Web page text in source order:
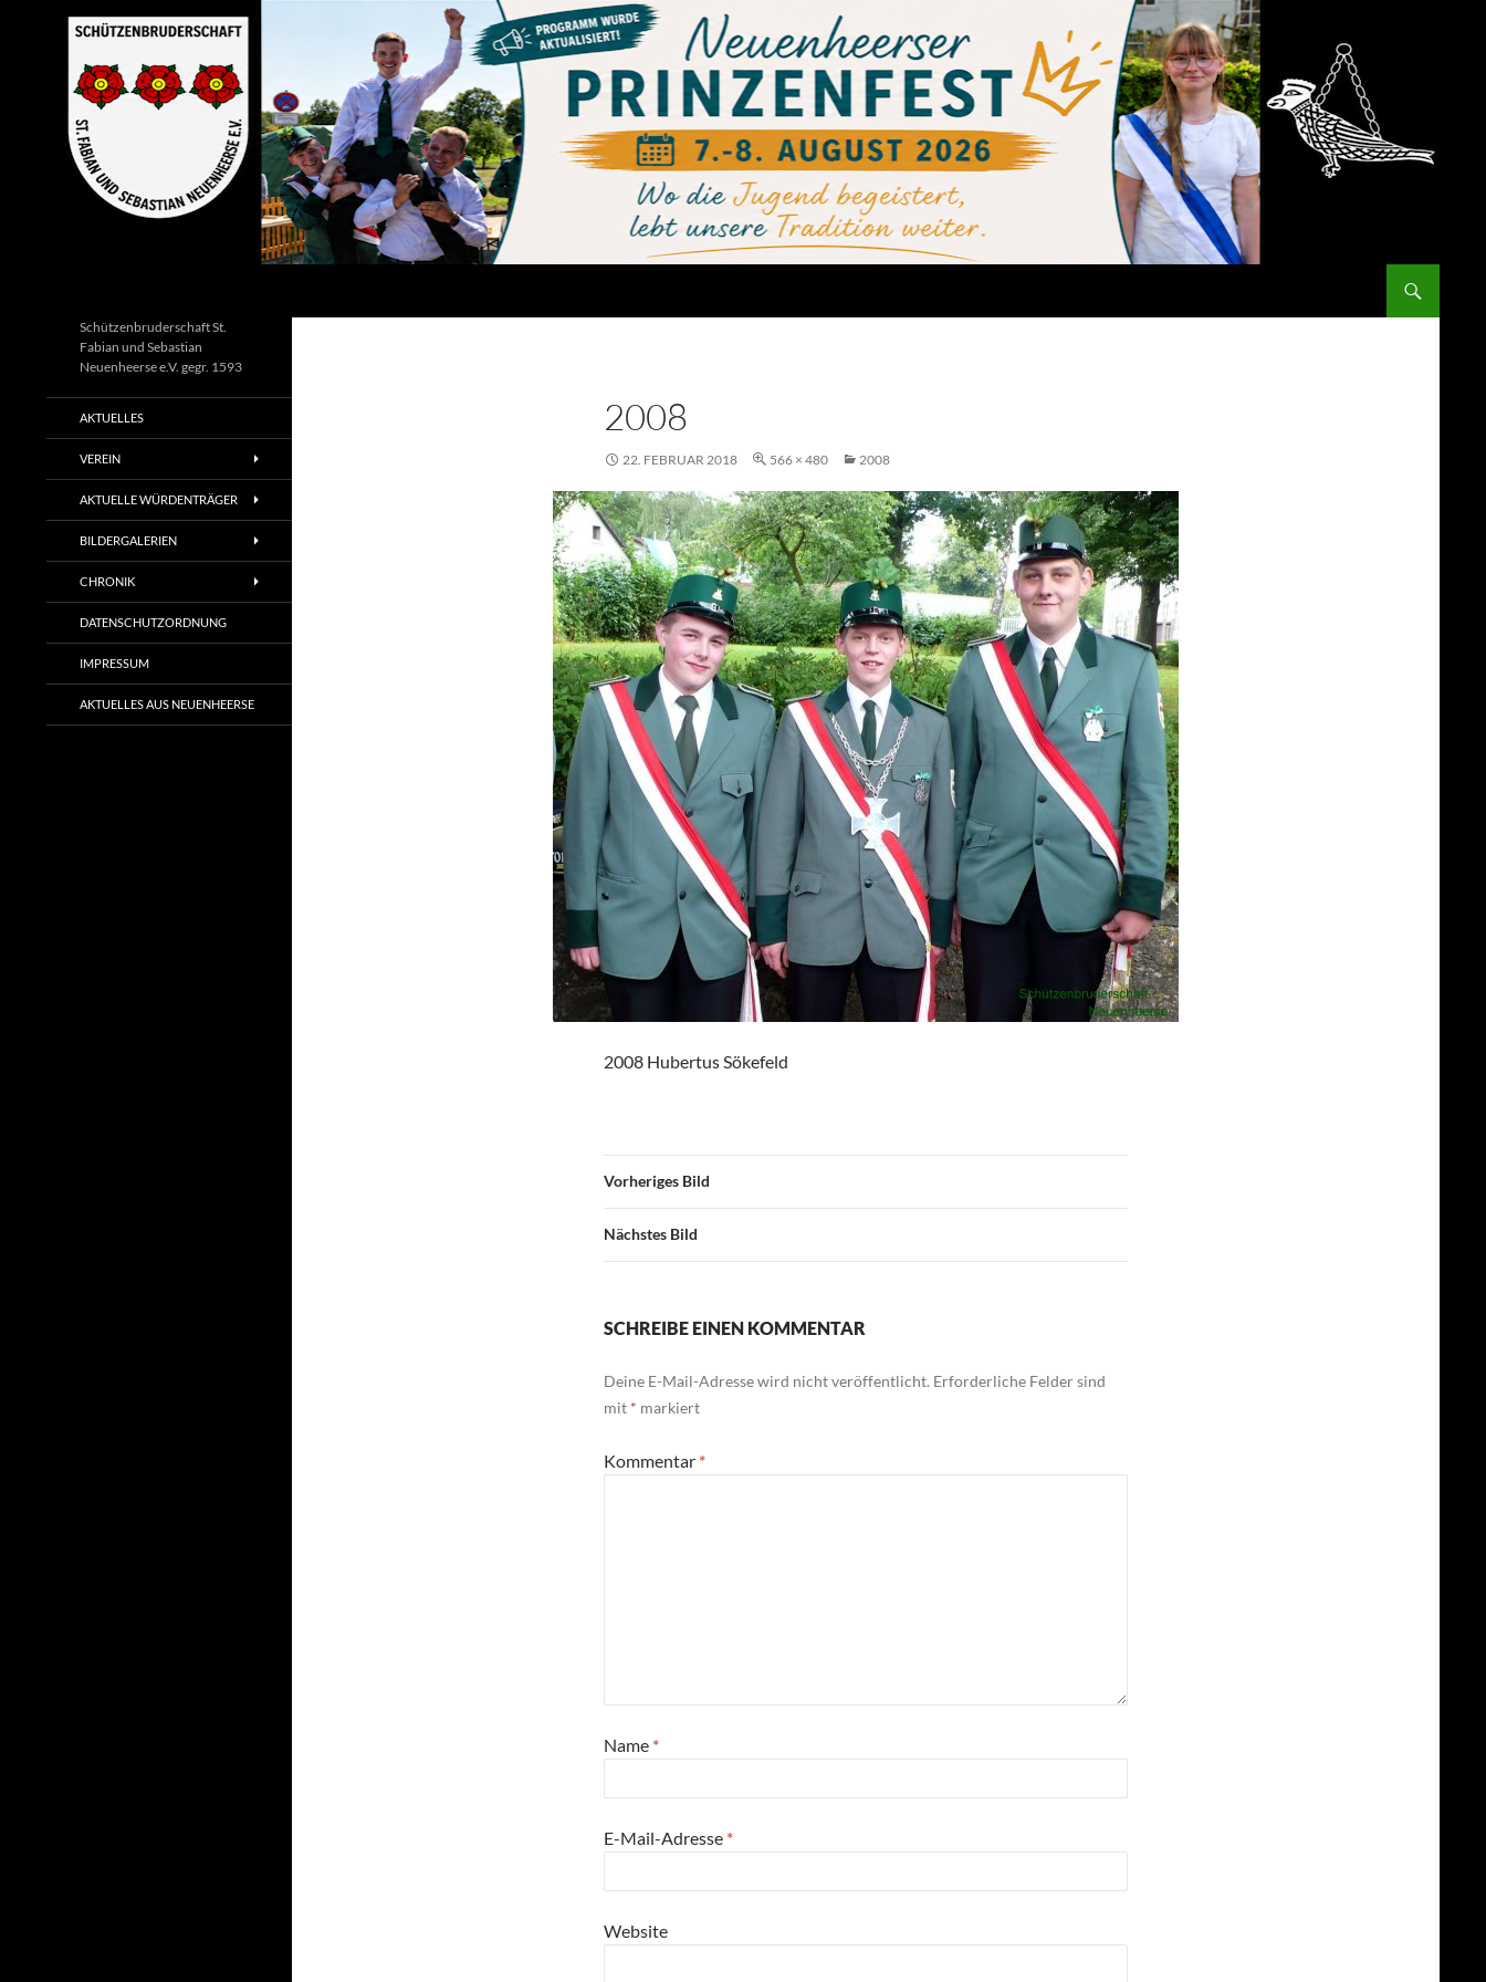
2008
22. FEBRUAR 2018 566 × 480 2008
2008 Hubertus Sökefeld
Vorheriges Bild
Nächstes Bild
SCHREIBE EINEN KOMMENTAR
Deine E-Mail-Adresse wird nicht veröffentlicht. Erforderliche Felder sind
mit * markiert
Kommentar *
Name *
E-Mail-Adresse *
Website
Schützenbruderschaft St.
Fabian und Sebastian
Neuenheerse e.V. gegr. 1593
AKTUELLES
VEREIN
AKTUELLE WÜRDENTRÄGER
BILDERGALERIEN
CHRONIK
DATENSCHUTZORDNUNG
IMPRESSUM
AKTUELLES AUS NEUENHEERSE